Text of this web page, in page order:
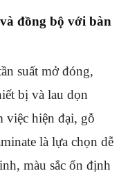
đồng bộ với bàn
suất mở đóng,
bị và lau dọn
việc hiện đại, gỗ
là lựa chọn dễ
màu sắc ổn định